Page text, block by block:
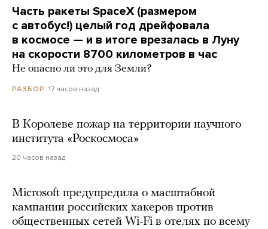
Часть ракеты SpaceX (размером
с автобус!) целый год дрейфовала
в космосе — и в итоге врезалась в Луну
на скорости 8700 километров в час
Не опасно ли это для Земли?
РАЗБОР 17 часов назад
В Королеве пожар на территории научного
института «Роскосмоса»
20 часов назад
Microsoft предупредила о масштабной
кампании российских хакеров против
общественных сетей Wi-Fi в отелях по всему